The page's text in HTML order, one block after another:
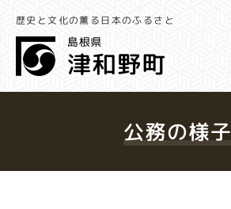
歴史と文化の薫る日本のふるさと
公務の様子